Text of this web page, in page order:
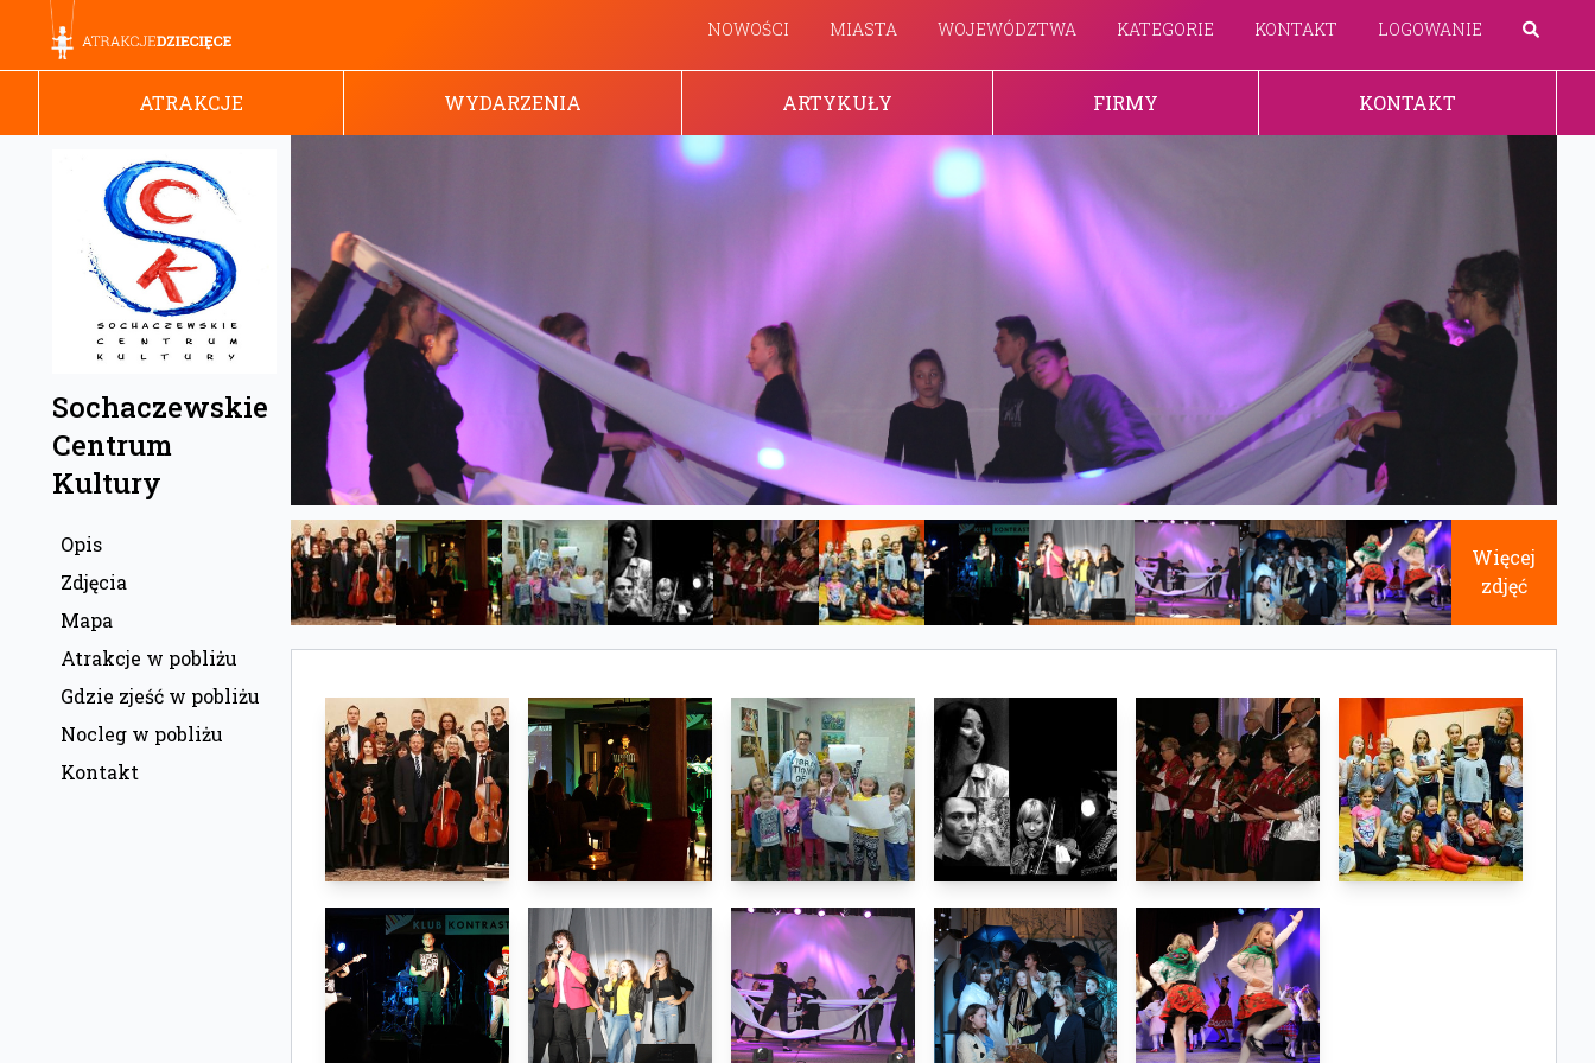
NOWOŚCI MIASTA WOJEWÓDZTWA KATEGORIE KONTAKT LOGOWANIE
ATRAKCJE WYDARZENIA ARTYKUŁY FIRMY KONTAKT
Sochaczewskie
Centrum
Kultury
Opis
Zdjęcia
Mapa
Atrakcje w pobliżu
Gdzie zjeść w pobliżu
Nocleg w pobliżu
Kontakt
Więcej
zdjęć